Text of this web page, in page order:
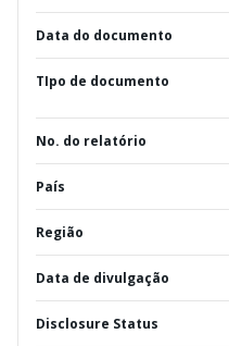
Data do documento
TIpo de documento
No. do relatório
País
Região
Data de divulgação
Disclosure Status